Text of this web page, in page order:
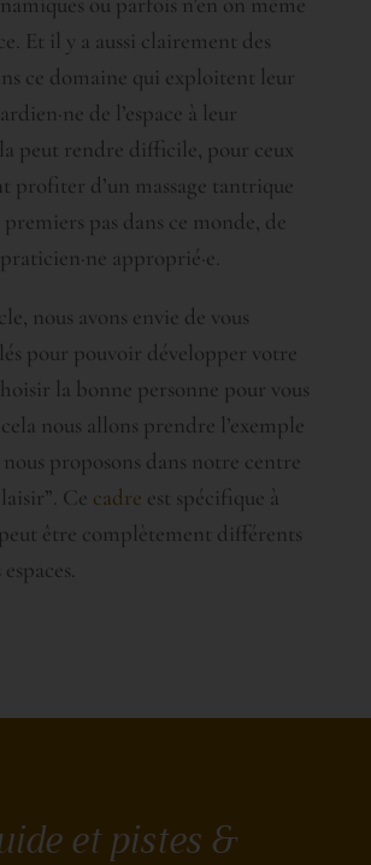
Et il y a aussi clairement des
ce domaine qui exploitent leur
de l’espace à leur
peut rendre difficile, pour ceux
profiter d’un massage tantrique
pas dans ce monde, de
approprié·e.
nous avons envie de vous
pour pouvoir développer votre
la bonne personne pour vous
nous allons prendre l’exemple
nous proposons dans notre centre
Ce cadre est spécifique à
être complètement différents
et pistes &